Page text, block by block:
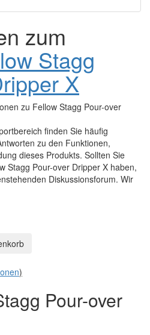
zum
Stagg
X
zu Fellow Stagg Pour-over
finden Sie häufig
zu den Funktionen,
dieses Produkts. Sollten Sie
Stagg Pour-over Dripper X haben,
Diskussionsforum. Wir
)
Pour-over